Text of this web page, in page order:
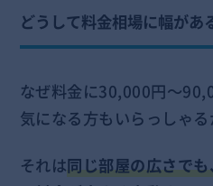
どうして料金相場に幅があ
なぜ料金に30,000円～
気になる方もいらっしゃる
それは同じ部屋の広さで